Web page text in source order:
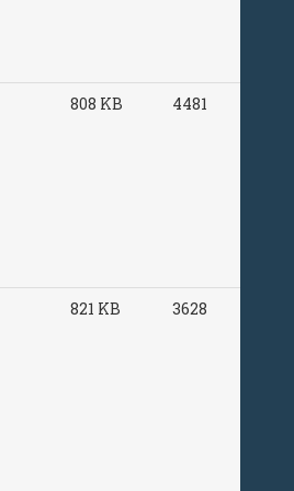
808 KB 4481
821 KB 3628